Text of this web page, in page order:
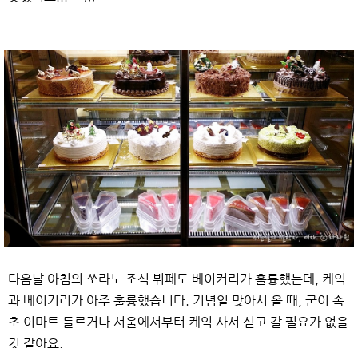
다음날 아침의 쏘라노 조식 뷔페도 베이커리가 훌륭했는데, 케익
과 베이커리가 아주 훌륭했습니다. 기념일 맞아서 올 때, 굳이 속
초 이마트 들르거나 서울에서부터 케익 사서 싣고 갈 필요가 없을
것 같아요.